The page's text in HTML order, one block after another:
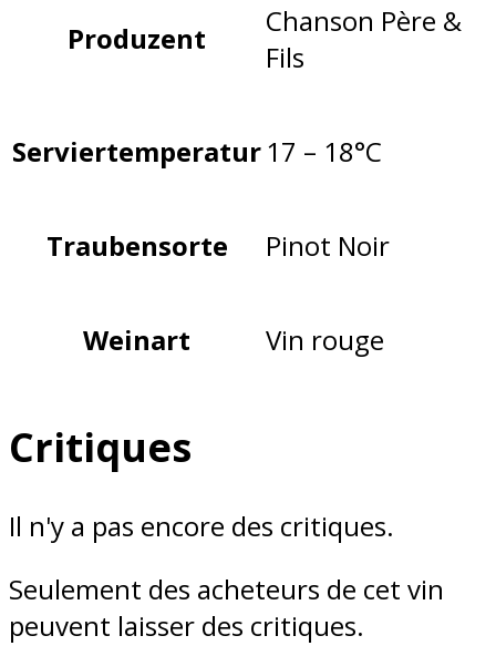
Produzent
Chanson Père &
Fils
Serviertemperatur17 – 18°C
Traubensorte Pinot Noir
Weinart Vin rouge
Critiques
Il n'y a pas encore des critiques.
Seulement des acheteurs de cet vin
peuvent laisser des critiques.